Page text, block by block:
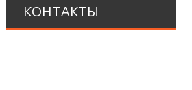
КОНТАКТЫ